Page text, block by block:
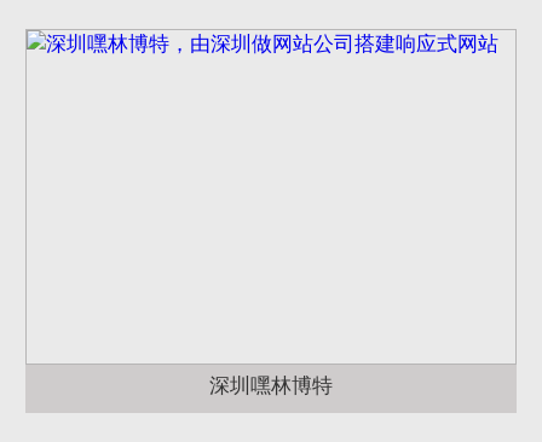
深圳嘿林博特